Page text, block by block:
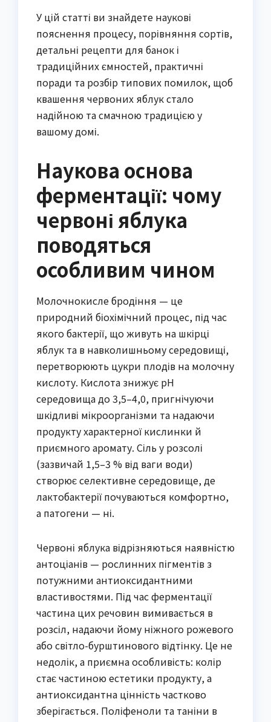
У цій статті ви знайдете наукові
пояснення процесу, порівняння сортів,
детальні рецепти для банок і
традиційних ємностей, практичні
поради та розбір типових помилок, щоб
квашення червоних яблук стало
надійною та смачною традицією у
вашому домі.
Наукова основа
ферментації: чому
червоні яблука
поводяться
особливим чином
Молочнокисле бродіння — це
природний біохімічний процес, під час
якого бактерії, що живуть на шкірці
яблук та в навколишньому середовищі,
перетворюють цукри плодів на молочну
кислоту. Кислота знижує pH
середовища до 3,5–4,0, пригнічуючи
шкідливі мікроорганізми та надаючи
продукту характерної кислинки й
приємного аромату. Сіль у розсолі
(зазвичай 1,5–3 % від ваги води)
створює селективне середовище, де
лактобактерії почуваються комфортно,
а патогени — ні.
Червоні яблука відрізняються наявністю
антоціанів — рослинних пігментів з
потужними антиоксидантними
властивостями. Під час ферментації
частина цих речовин вимивається в
розсіл, надаючи йому ніжного рожевого
або світло-бурштинового відтінку. Це не
недолік, а приємна особливість: колір
стає частиною естетики продукту, а
антиоксидантна цінність частково
зберігається. Поліфеноли та таніни в